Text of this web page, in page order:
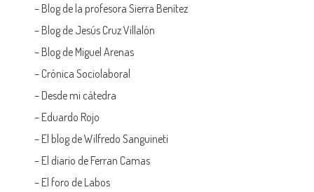
– Blog de la profesora Sierra Benítez
– Blog de Jesús Cruz Villalón
– Blog de Miguel Arenas
– Crónica Sociolaboral
– Desde mi cátedra
– Eduardo Rojo
– El blog de Wilfredo Sanguineti
– El diario de Ferran Camas
– El foro de Labos